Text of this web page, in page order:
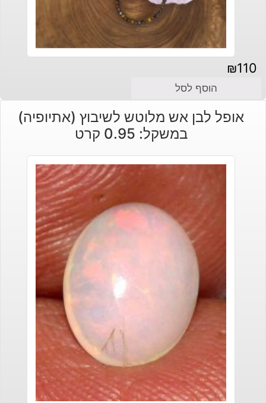
₪110
הוסף לסל
אופל לבן אש מלוטש לשיבוץ (אתיופיה)
במשקל: 0.95 קרט